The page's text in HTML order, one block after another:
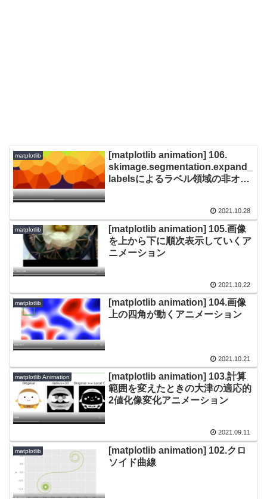
matplotlib
[matplotlib animation] 106.
skimage.segmentation.expand_
labelsによるラベル領域の非オー
2021.10.28
matplotlib
[matplotlib animation] 105.画像
を上から下に順次表示していくア
ニメーション
2021.10.22
matplotlib
[matplotlib animation] 104.画像
上の四角が動くアニメーション
2021.10.21
matplotlib Animation
[matplotlib animation] 103.計算
範囲を変えたときの大津の適応的
2値化像変化アニメーション
2021.09.11
matplotlib
[matplotlib animation] 102.クロ
ソイド曲線